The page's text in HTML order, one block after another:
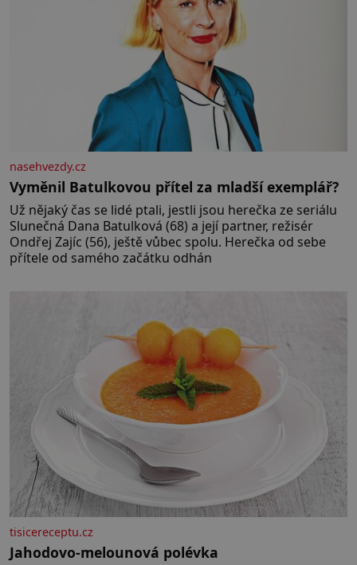
nasehvezdy.cz
Vyměnil Batulkovou přítel za mladší exemplář?
Už nějaký čas se lidé ptali, jestli jsou herečka ze seriálu
Slunečná Dana Batulková (68) a její partner, režisér
Ondřej Zajíc (56), ještě vůbec spolu. Herečka od sebe
přítele od samého začátku odhán
tisicereceptu.cz
Jahodovo-melounová polévka